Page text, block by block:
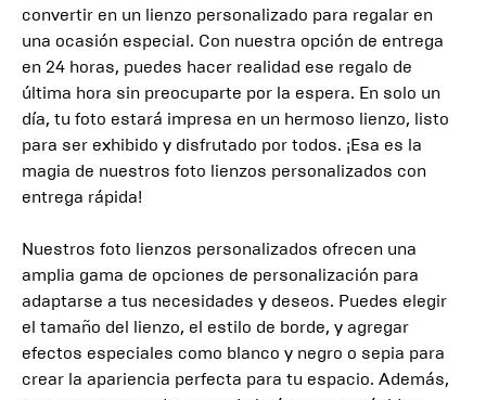
convertir en un lienzo personalizado para regalar en
una ocasión especial. Con nuestra opción de entrega
en 24 horas, puedes hacer realidad ese regalo de
última hora sin preocuparte por la espera. En solo un
día, tu foto estará impresa en un hermoso lienzo, listo
para ser exhibido y disfrutado por todos. ¡Esa es la
magia de nuestros foto lienzos personalizados con
entrega rápida!
Nuestros foto lienzos personalizados ofrecen una
amplia gama de opciones de personalización para
adaptarse a tus necesidades y deseos. Puedes elegir
el tamaño del lienzo, el estilo de borde, y agregar
efectos especiales como blanco y negro o sepia para
crear la apariencia perfecta para tu espacio. Además,